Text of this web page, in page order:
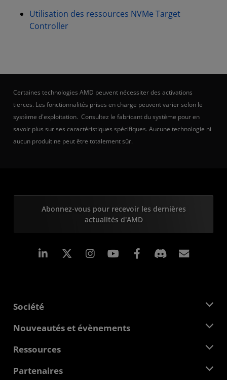
Utilisation des ressources NVMe Target
Controller
Certaines technologies AMD peuvent nécessiter des activations
tierces. Les fonctionnalités prises en charge peuvent varier selon le
système d'exploitation. Consultez le fabricant du système pour en
savoir plus sur ses caractéristiques spécifiques. Aucune technologie ni
aucun produit ne peut être totalement sûr.
Abonnez-vous pour recevoir les dernières
actualités d'AMD
LinkedIn Instagram Facebook
Société
À propos d'AMD
Responsabilité d'entreprise
Carrières
Nous contacter
Nouveautés et évènements
Salle de presse
Médiathèque
Ressources
Centre pour les développeurs
Partenaires